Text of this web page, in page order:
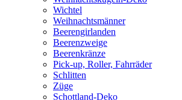
Wichtel
Weihnachtsmänner
Beerengirlanden
Beerenzweige
Beerenkränze
Pick-up, Roller, Fahrräder
Schlitten
Züge
Schottland-Deko